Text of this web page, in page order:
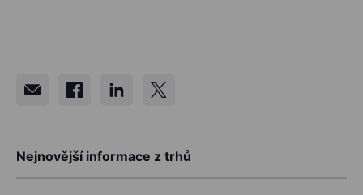
Nejnovější informace z trhů